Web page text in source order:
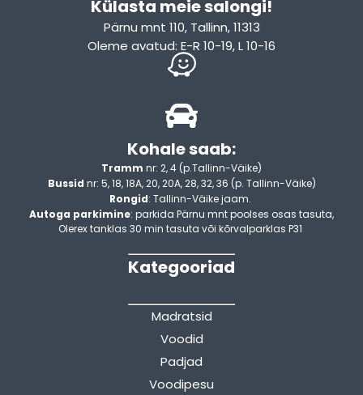
Külasta meie salongi!
Pärnu mnt 110, Tallinn, 11313
Oleme avatud: E-R 10-19, L 10-16
Kohale saab:
Tramm nr: 2, 4 (p.Tallinn-Väike)
Bussid nr: 5, 18, 18A, 20, 20A, 28, 32, 36 (p. Tallinn-Väike)
Rongid: Tallinn-Väike jaam.
Autoga parkimine: parkida Pärnu mnt poolses osas tasuta,
Olerex tanklas 30 min tasuta või kõrvalparklas P31
Kategooriad
Madratsid
Voodid
Padjad
Voodipesu